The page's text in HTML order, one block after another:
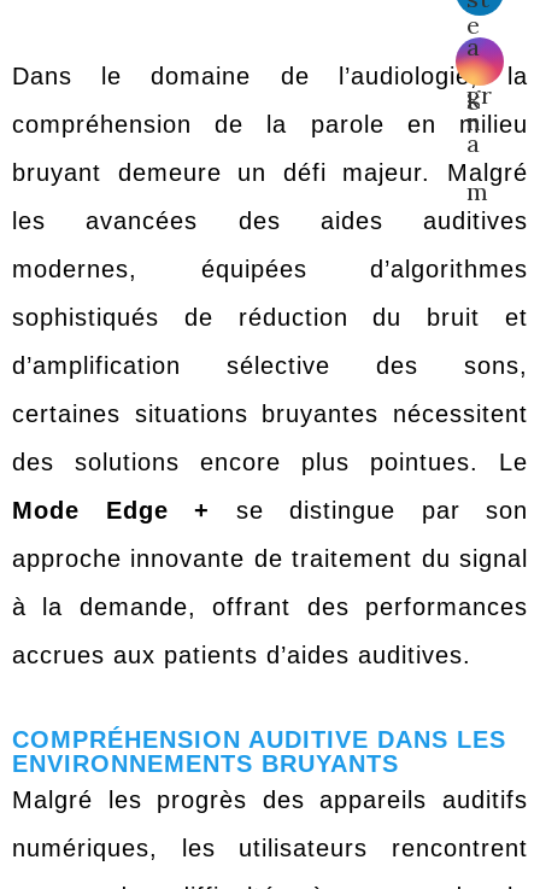
Dans le domaine de l’audiologie, la
compréhension de la parole en milieu
bruyant demeure un défi majeur. Malgré
les avancées des aides auditives
modernes, équipées d’algorithmes
sophistiqués de réduction du bruit et
d’amplification sélective des sons,
certaines situations bruyantes nécessitent
des solutions encore plus pointues. Le
Mode Edge + se distingue par son
approche innovante de traitement du signal
à la demande, offrant des performances
accrues aux patients d’aides auditives.
COMPRÉHENSION AUDITIVE DANS LES
ENVIRONNEMENTS BRUYANTS
Malgré les progrès des appareils auditifs
numériques, les utilisateurs rencontrent